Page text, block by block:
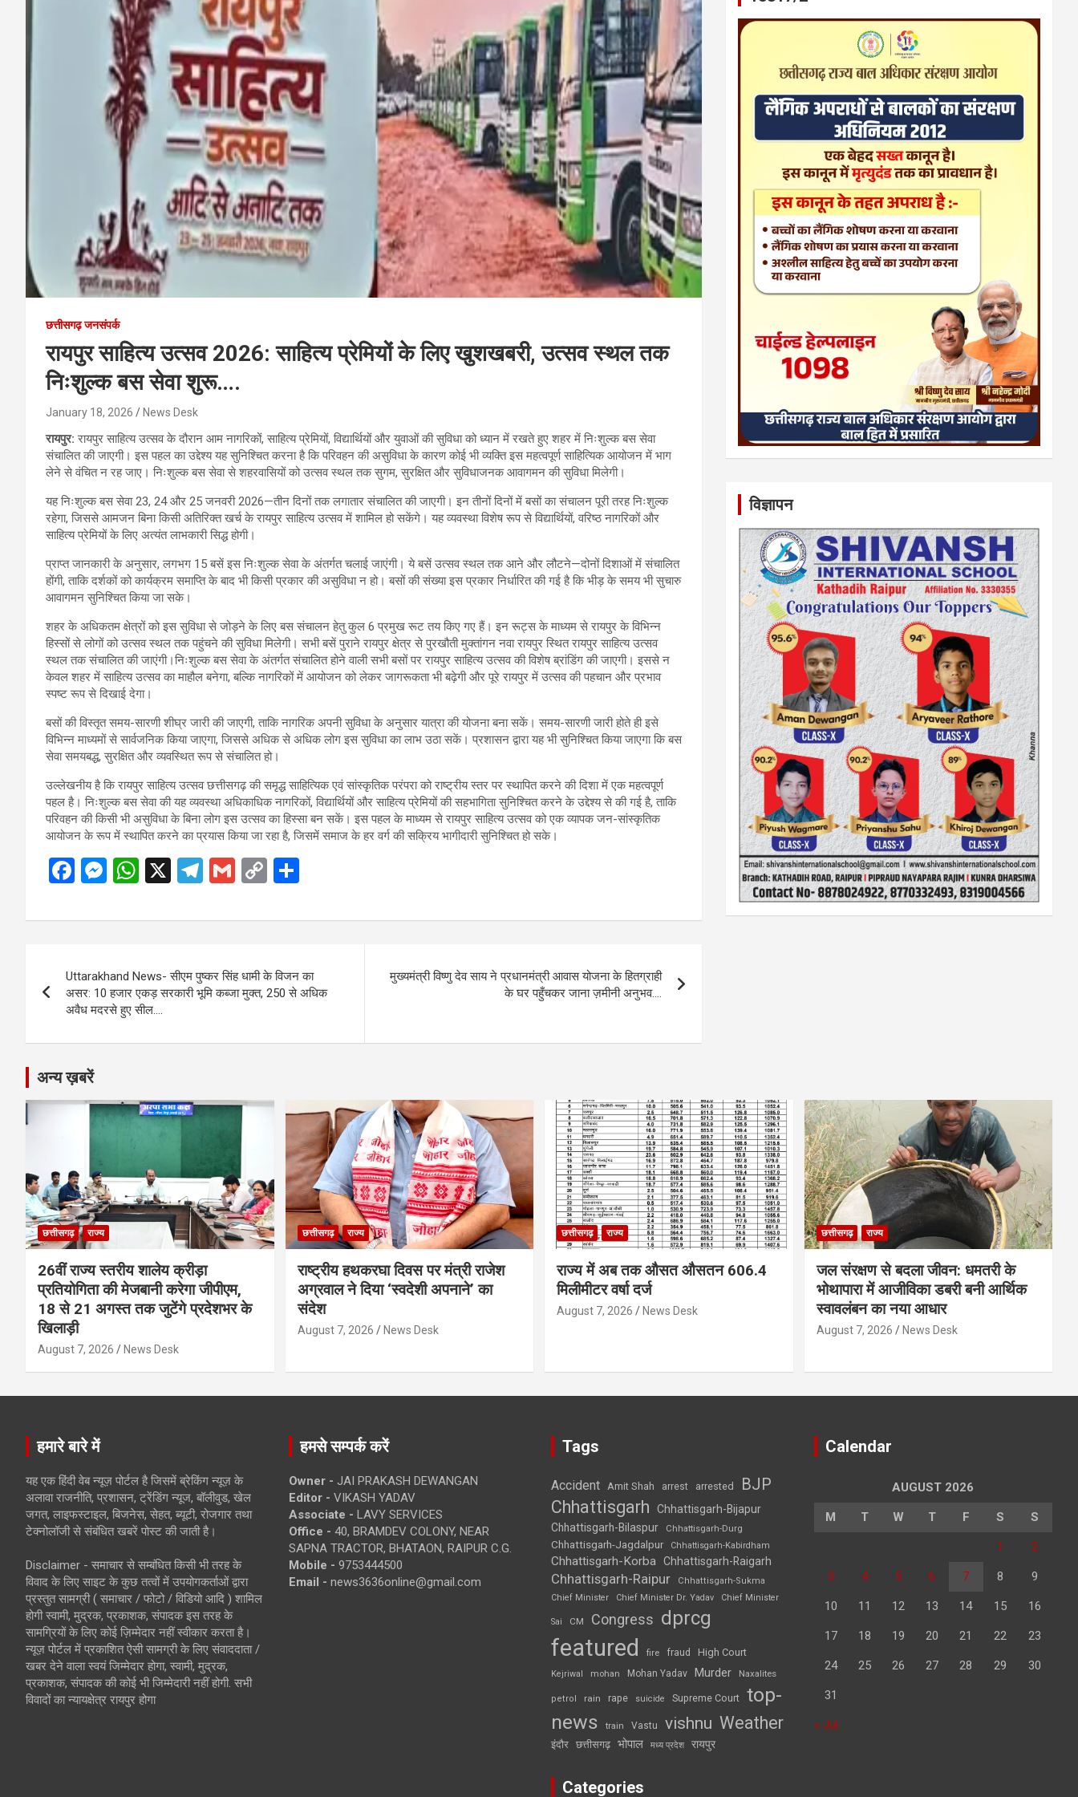
छत्तीसगढ़ जनसंपर्क
रायपुर साहित्य उत्सव 2026: साहित्य प्रेमियों के लिए खुशखबरी, उत्सव स्थल तक
निःशुल्क बस सेवा शुरू….
January 18, 2026 News Desk
रायपुर: रायपुर साहित्य उत्सव के दौरान आम नागरिकों, साहित्य प्रेमियों, विद्यार्थियों और युवाओं की सुविधा को ध्यान में रखते हुए शहर में निःशुल्क बस सेवा
संचालित की जाएगी। इस पहल का उद्देश्य यह सुनिश्चित करना है कि परिवहन की असुविधा के कारण कोई भी व्यक्ति इस महत्वपूर्ण साहित्यिक आयोजन में भाग
लेने से वंचित न रह जाए। निःशुल्क बस सेवा से शहरवासियों को उत्सव स्थल तक सुगम, सुरक्षित और सुविधाजनक आवागमन की सुविधा मिलेगी।
यह निःशुल्क बस सेवा 23, 24 और 25 जनवरी 2026—तीन दिनों तक लगातार संचालित की जाएगी। इन तीनों दिनों में बसों का संचालन पूरी तरह निःशुल्क
रहेगा, जिससे आमजन बिना किसी अतिरिक्त खर्च के रायपुर साहित्य उत्सव में शामिल हो सकेंगे। यह व्यवस्था विशेष रूप से विद्यार्थियों, वरिष्ठ नागरिकों और
साहित्य प्रेमियों के लिए अत्यंत लाभकारी सिद्ध होगी।
प्राप्त जानकारी के अनुसार, लगभग 15 बसें इस निःशुल्क सेवा के अंतर्गत चलाई जाएंगी। ये बसें उत्सव स्थल तक आने और लौटने—दोनों दिशाओं में संचालित
होंगी, ताकि दर्शकों को कार्यक्रम समाप्ति के बाद भी किसी प्रकार की असुविधा न हो। बसों की संख्या इस प्रकार निर्धारित की गई है कि भीड़ के समय भी सुचारु
आवागमन सुनिश्चित किया जा सके।
शहर के अधिकतम क्षेत्रों को इस सुविधा से जोड़ने के लिए बस संचालन हेतु कुल 6 प्रमुख रूट तय किए गए हैं। इन रूट्स के माध्यम से रायपुर के विभिन्न
हिस्सों से लोगों को उत्सव स्थल तक पहुंचने की सुविधा मिलेगी। सभी बसें पुराने रायपुर क्षेत्र से पुरखौती मुक्तांगन नवा रायपुर स्थित रायपुर साहित्य उत्सव
स्थल तक संचालित की जाएंगी।निःशुल्क बस सेवा के अंतर्गत संचालित होने वाली सभी बसों पर रायपुर साहित्य उत्सव की विशेष ब्रांडिंग की जाएगी। इससे न
केवल शहर में साहित्य उत्सव का माहौल बनेगा, बल्कि नागरिकों में आयोजन को लेकर जागरूकता भी बढ़ेगी और पूरे रायपुर में उत्सव की पहचान और प्रभाव
स्पष्ट रूप से दिखाई देगा।
बसों की विस्तृत समय-सारणी शीघ्र जारी की जाएगी, ताकि नागरिक अपनी सुविधा के अनुसार यात्रा की योजना बना सकें। समय-सारणी जारी होते ही इसे
विभिन्न माध्यमों से सार्वजनिक किया जाएगा, जिससे अधिक से अधिक लोग इस सुविधा का लाभ उठा सकें। प्रशासन द्वारा यह भी सुनिश्चित किया जाएगा कि बस
सेवा समयबद्ध, सुरक्षित और व्यवस्थित रूप से संचालित हो।
उल्लेखनीय है कि रायपुर साहित्य उत्सव छत्तीसगढ़ की समृद्ध साहित्यिक एवं सांस्कृतिक परंपरा को राष्ट्रीय स्तर पर स्थापित करने की दिशा में एक महत्वपूर्ण
पहल है। निःशुल्क बस सेवा की यह व्यवस्था अधिकाधिक नागरिकों, विद्यार्थियों और साहित्य प्रेमियों की सहभागिता सुनिश्चित करने के उद्देश्य से की गई है, ताकि
परिवहन की किसी भी असुविधा के बिना लोग इस उत्सव का हिस्सा बन सकें। इस पहल के माध्यम से रायपुर साहित्य उत्सव को एक व्यापक जन-सांस्कृतिक
आयोजन के रूप में स्थापित करने का प्रयास किया जा रहा है, जिसमें समाज के हर वर्ग की सक्रिय भागीदारी सुनिश्चित हो सके।
F
ce
o
o
k
M
se
g
er
W
at
A
p
p
X
T
e
a
m
G
ail
C
py
n
k
ar
navigation
Uttarakhand News- सीएम पुष्कर सिंह धामी के विजन का
असर: 10 हजार एकड़ सरकारी भूमि कब्जा मुक्त, 250 से अधिक
अवैध मदरसे हुए सील….
मुख्यमंत्री विष्णु देव साय ने प्रधानमंत्री आवास योजना के हितग्राही
के घर पहुँचकर जाना ज़मीनी अनुभव….
विज्ञापन
अन्य ख़बरें
छत्तीसगढ़ राज्य
26वीं राज्य स्तरीय शालेय क्रीड़ा
प्रतियोगिता की मेजबानी करेगा जीपीएम,
18 से 21 अगस्त तक जुटेंगे प्रदेशभर के
खिलाड़ी
August 7, 2026 News Desk
छत्तीसगढ़ राज्य
राष्ट्रीय हथकरघा दिवस पर मंत्री राजेश
अग्रवाल ने दिया ‘स्वदेशी अपनाने’ का
संदेश
August 7, 2026 News Desk
छत्तीसगढ़ राज्य
राज्य में अब तक औसत औसतन 606.4
मिलीमीटर वर्षा दर्ज
August 7, 2026 News Desk
छत्तीसगढ़ राज्य
जल संरक्षण से बदला जीवन: धमतरी के
भोथापारा में आजीविका डबरी बनी आर्थिक
स्वावलंबन का नया आधार
August 7, 2026 News Desk
हमारे बारे में
यह एक हिंदी वेब न्यूज़ पोर्टल है जिसमें ब्रेकिंग न्यूज़ के
अलावा राजनीति, प्रशासन, ट्रेंडिंग न्यूज, बॉलीवुड, खेल
जगत, लाइफस्टाइल, बिजनेस, सेहत, ब्यूटी, रोजगार तथा
टेक्नोलॉजी से संबंधित खबरें पोस्ट की जाती है।
Disclaimer - समाचार से सम्बंधित किसी भी तरह के
विवाद के लिए साइट के कुछ तत्वों में उपयोगकर्ताओं द्वारा
प्रस्तुत सामग्री ( समाचार / फोटो / विडियो आदि ) शामिल
होगी स्वामी, मुद्रक, प्रकाशक, संपादक इस तरह के
सामग्रियों के लिए कोई ज़िम्मेदार नहीं स्वीकार करता है।
न्यूज़ पोर्टल में प्रकाशित ऐसी सामग्री के लिए संवाददाता /
खबर देने वाला स्वयं जिम्मेदार होगा, स्वामी, मुद्रक,
प्रकाशक, संपादक की कोई भी जिम्मेदारी नहीं होगी. सभी
विवादों का न्यायक्षेत्र रायपुर होगा
हमसे सम्पर्क करें
Owner - JAI PRAKASH DEWANGAN
Editor - VIKASH YADAV
Associate - LAVY SERVICES
Office - 40, BRAMDEV COLONY, NEAR
SAPNA TRACTOR, BHATAON, RAIPUR C.G.
Mobile - 9753444500
Email - news3636online@gmail.com
Tags
Accident Amit Shah arrest arrested BJP
Chhattisgarh
Chhattisgarh-Bijapur
Chhattisgarh-Bilaspur
Chhattisgarh-Durg
Chhattisgarh-Jagdalpur Chhattisgarh-Kabirdham
Chhattisgarh-Korba Chhattisgarh-Raigarh
Chhattisgarh-Raipur
Chhattisgarh-Sukma
Chief Minister
Chief Minister Dr. Yadav Chief Minister
Sai CM Congress dprcg
featured fire fraud High Court
Kejriwal mohan Mohan Yadav Murder Naxalites
petrol rain rape suicide Supreme Court top-
news
train Vastu vishnu Weather
इंदौर छत्तीसगढ़ भोपाल मध्य प्रदेश रायपुर
Categories
Calendar
AUGUST 2026
M T W T F S S
1 2
3 4 5 6 7 8 9
10 11 12 13 14 15 16
17 18 19 20 21 22 23
24 25 26 27 28 29 30
31
« Jul